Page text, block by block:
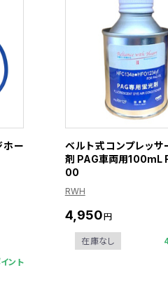
ホー
ント
ベルト式コンプレッサ
剤 PAG車両用100mL
00
RWH
4,950円
在庫なし